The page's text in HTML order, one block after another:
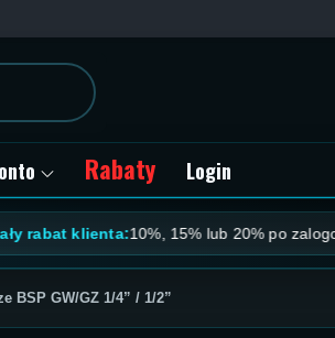
Rabaty Login
klienta:10%, 15% lub 20% po zalogowaniu
BSP GW/GZ 1/4” / 1/2”